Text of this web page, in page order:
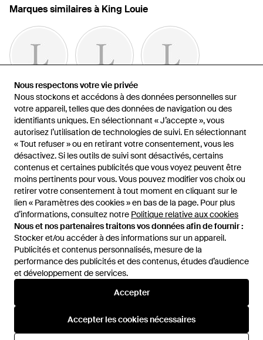
Nous respectons votre vie privée
Nous stockons et accédons à des données personnelles sur
votre appareil, telles que des données de navigation ou des
identifiants uniques. En sélectionnant « J’accepte », vous
autorisez l’utilisation de technologies de suivi. En sélectionnant
« Tout refuser » ou en retirant votre consentement, vous les
désactivez. Si les outils de suivi sont désactivés, certains
contenus et certaines publicités que vous voyez peuvent être
moins pertinents pour vous. Vous pouvez modifier vos choix ou
retirer votre consentement à tout moment en cliquant sur le
lien « Paramètres des cookies » en bas de la page. Pour plus
d’informations, consultez notre Politique relative aux cookies
Nous et nos partenaires traitons vos données afin de fournir :
Stocker et/ou accéder à des informations sur un appareil.
Publicités et contenus personnalisés, mesure de la
performance des publicités et des contenus, études d’audience
et développement de services.
Accepter
Accepter les cookies nécessaires
Nous respectons votre vie privée
Nous stockons et accédons à des données personnelles sur
votre appareil, telles que des données de navigation ou des
identifiants uniques. En sélectionnant « J’accepte », vous
autorisez l’utilisation de technologies de suivi. En sélectionnant
« Tout refuser » ou en retirant votre consentement, vous les
désactivez. Si les outils de suivi sont désactivés, certains
contenus et certaines publicités que vous voyez peuvent être
moins pertinents pour vous. Vous pouvez modifier vos choix ou
retirer votre consentement à tout moment en cliquant sur le
lien « Paramètres des cookies » en bas de la page. Pour plus
d’informations, consultez notre Politique relative aux cookies
Nous et nos partenaires traitons vos données afin de fournir :
Stocker et/ou accéder à des informations sur un appareil.
Publicités et contenus personnalisés, mesure de la
performance des publicités et des contenus, études d’audience
et développement de services.
Accepter
Accepter les cookies nécessaires
Marques similaires à King Louie
Ouí S.oliver Lascana
Betty Barclay Esprit H&M
Voir plus d'articles
International
Aide et infos